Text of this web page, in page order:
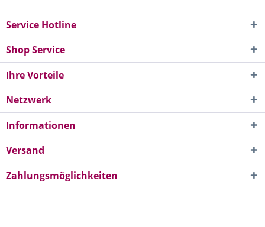
Service Hotline
Shop Service
Ihre Vorteile
Netzwerk
Informationen
Versand
Zahlungsmöglichkeiten